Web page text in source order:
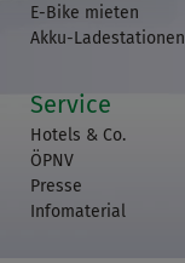
E-Bike mieten
Akku-Ladestationen
Service
Hotels & Co.
ÖPNV
Presse
Infomaterial